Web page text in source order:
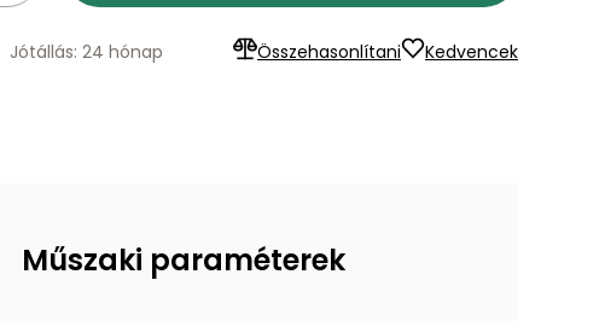
Összehasonlítani Kedvencek
Jótállás: 24 hónap
Műszaki paraméterek